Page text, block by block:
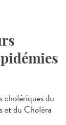
cholériques du
et du Choléra